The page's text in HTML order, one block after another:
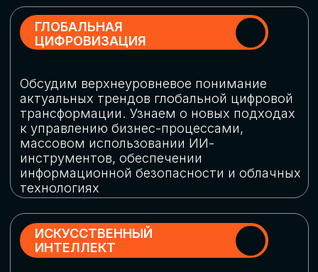
Выясним, как в наши дни уверенно
защищать свой бизнес от киберугроз
рекламными кампаниями показывают
наибольшую эффективность
РОБОТИЗАЦИЯ
Узнаем, в каких отраслях ИИ
«материализуется», какие роботы
решают сложные бизнес-задачи, а где
только обсуждают концепции
роботизации и потенциальные бюджеты
на тестирование образцов